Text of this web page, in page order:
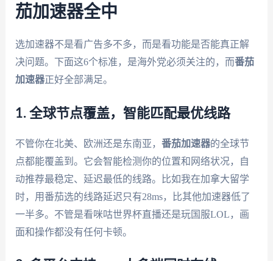
茄加速器全中
选加速器不是看广告多不多，而是看功能是否能真正解
决问题。下面这6个标准，是海外党必须关注的，而番茄
加速器正好全部满足。
1. 全球节点覆盖，智能匹配最优线路
不管你在北美、欧洲还是东南亚， 番茄加速器的全球节
点都能覆盖到。它会智能检测你的位置和网络状况，自
动推荐最稳定、延迟最低的线路。比如我在加拿大留学
时，用番茄选的线路延迟只有28ms，比其他加速器低了
一半多。不管是看咪咕世界杯直播还是玩国服LOL，画
面和操作都没有任何卡顿。